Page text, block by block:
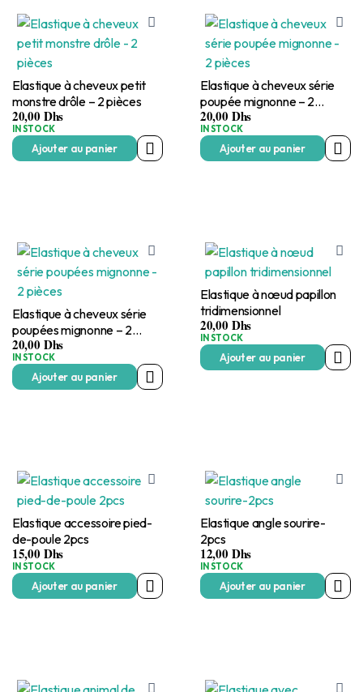
Elastique à cheveux petit
monstre drôle – 2 pièces
20,00Dhs
IN STOCK
Ajouter au panier
Elastique à cheveux série
poupée mignonne – 2
pièces
20,00Dhs
IN STOCK
Ajouter au panier
Elastique à cheveux série
poupées mignonne – 2
pièces
20,00Dhs
IN STOCK
Ajouter au panier
Elastique à nœud papillon
tridimensionnel
20,00Dhs
IN STOCK
Ajouter au panier
Elastique accessoire pied-
de-poule 2pcs
15,00Dhs
IN STOCK
Ajouter au panier
Elastique angle sourire-
2pcs
12,00Dhs
IN STOCK
Ajouter au panier